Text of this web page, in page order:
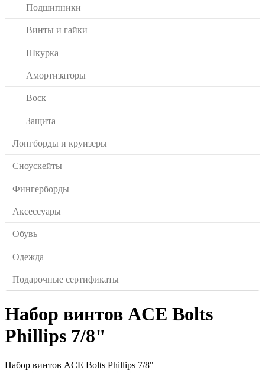
Подшипники
Винты и гайки
Шкурка
Амортизаторы
Воск
Защита
Лонгборды и круизеры
Сноускейты
Фингерборды
Аксессуары
Обувь
Одежда
Подарочные сертификаты
Набор винтов ACE Bolts
Phillips 7/8"
Набор винтов ACE Bolts Phillips 7/8"